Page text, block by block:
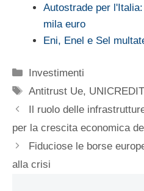
Autostrade per
mila euro
Eni, Enel e Sel
Categorie
Investimenti
Tag
Antitrust Ue, UNICREDIT
Il ruolo delle
per la crescita economica
Fiduciose le borse
alla crisi